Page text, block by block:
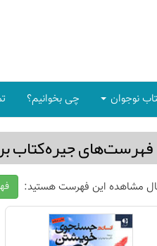
نوجوان چی بخوانیم؟
فهرست‌های جیره‌كتاب
مشاهده این فهرست هستید: